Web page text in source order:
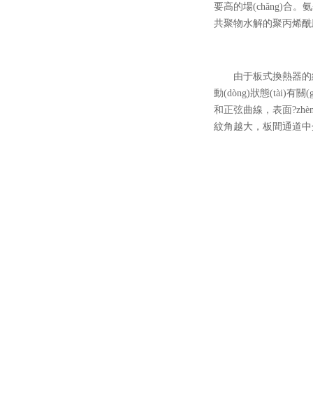
要高的場(chǎng)合
共聚物水解的聚丙烯酰
由于板式換熱器的
動(dòng)狀態(tài)有關
和正弦曲線，表面
紋角越大，板間通道中